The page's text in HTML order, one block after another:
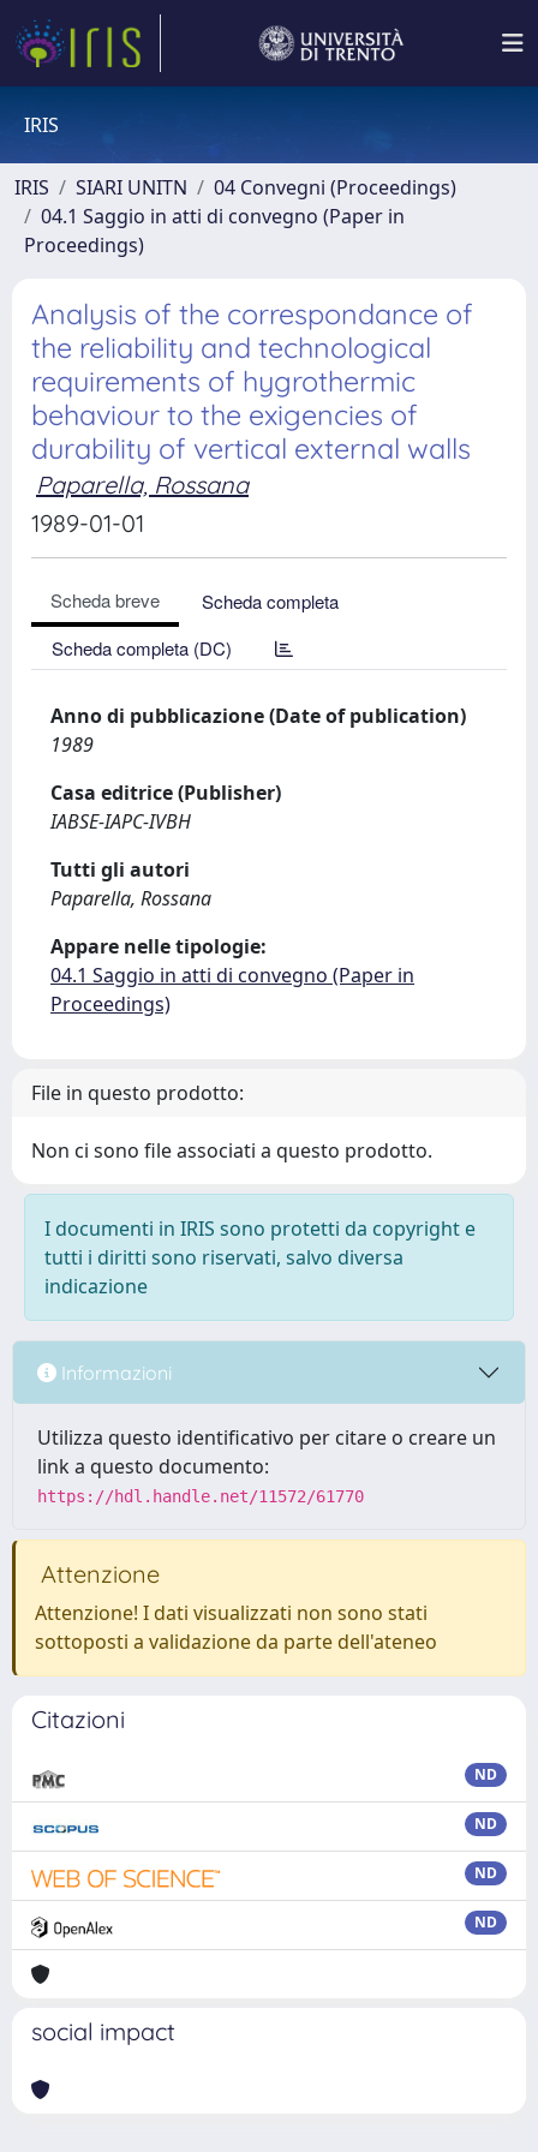
IRIS
IRIS SIARI UNITN
04 Convegni (Proceedings)
04.1 Saggio in atti di convegno (Paper in
Proceedings)
Analysis of the correspondance of
the reliability and technological
requirements of hygrothermic
behaviour to the exigencies of
durability of vertical external walls
Paparella, Rossana
1989-01-01
Scheda breve
Scheda completa
Scheda completa (DC)
Anno di pubblicazione (Date of publication)
1989
Casa editrice (Publisher)
IABSE-IAPC-IVBH
Tutti gli autori
Paparella, Rossana
Appare nelle tipologie:
04.1 Saggio in atti di convegno (Paper in
Proceedings)
File in questo prodotto:
Non ci sono file associati a questo prodotto.
I documenti in IRIS sono protetti da copyright e
tutti i diritti sono riservati, salvo diversa
indicazione
Informazioni
Utilizza questo identificativo per citare o creare un
link a questo documento:
https://hdl.handle.net/11572/61770
Attenzione
Attenzione! I dati visualizzati non sono stati
sottoposti a validazione da parte dell'ateneo
Citazioni
ND
ND
ND
ND
social impact